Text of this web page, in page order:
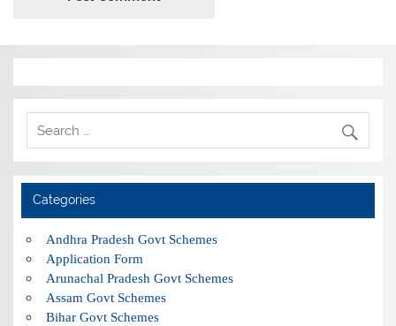
Categories
Andhra Pradesh Govt Schemes
Application Form
Arunachal Pradesh Govt Schemes
Assam Govt Schemes
Bihar Govt Schemes